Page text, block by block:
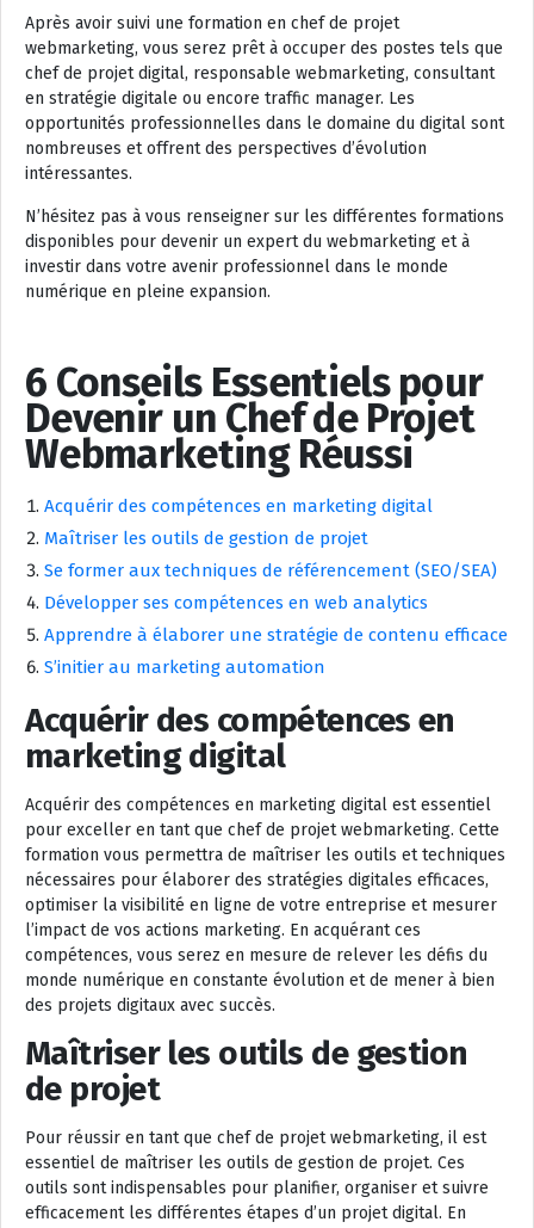
Après avoir suivi une formation en chef de projet
webmarketing, vous serez prêt à occuper des postes tels que
chef de projet digital, responsable webmarketing, consultant
en stratégie digitale ou encore traffic manager. Les
opportunités professionnelles dans le domaine du digital sont
nombreuses et offrent des perspectives d’évolution
intéressantes.
N’hésitez pas à vous renseigner sur les différentes formations
disponibles pour devenir un expert du webmarketing et à
investir dans votre avenir professionnel dans le monde
numérique en pleine expansion.
6 Conseils Essentiels pour
Devenir un Chef de Projet
Webmarketing Réussi
Acquérir des compétences en marketing digital
Maîtriser les outils de gestion de projet
Se former aux techniques de référencement (SEO/SEA)
Développer ses compétences en web analytics
Apprendre à élaborer une stratégie de contenu efficace
S’initier au marketing automation
Acquérir des compétences en
marketing digital
Acquérir des compétences en marketing digital est essentiel
pour exceller en tant que chef de projet webmarketing. Cette
formation vous permettra de maîtriser les outils et techniques
nécessaires pour élaborer des stratégies digitales efficaces,
optimiser la visibilité en ligne de votre entreprise et mesurer
l’impact de vos actions marketing. En acquérant ces
compétences, vous serez en mesure de relever les défis du
monde numérique en constante évolution et de mener à bien
des projets digitaux avec succès.
Maîtriser les outils de gestion
de projet
Pour réussir en tant que chef de projet webmarketing, il est
essentiel de maîtriser les outils de gestion de projet. Ces
outils sont indispensables pour planifier, organiser et suivre
efficacement les différentes étapes d’un projet digital. En